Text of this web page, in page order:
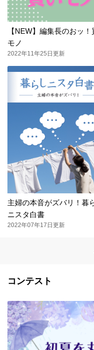
【NEW】編集長のおッ！
モノ
2022年11年25日更新
主婦の本音がズバリ！暮
ニスタ白書
2022年07年17日更新
コンテスト